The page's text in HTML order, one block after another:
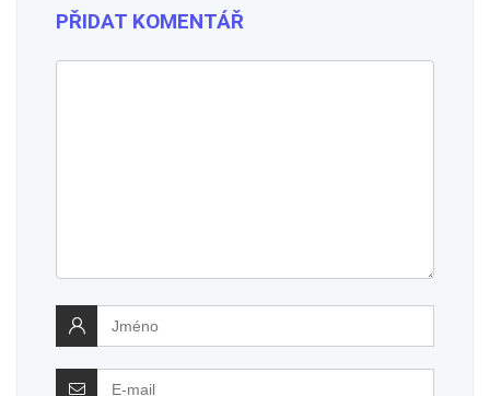
PŘIDAT KOMENTÁŘ